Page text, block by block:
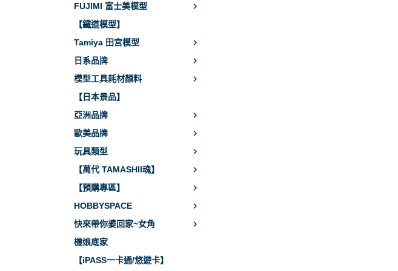
FUJIMI 富士美模型
【鐵道模型】
Tamiya 田宮模型
日系品牌
模型工具耗材顏料
【日本景品】
亞洲品牌
歐美品牌
玩具類型
【萬代 TAMASHII魂】
【預購專區】
HOBBYSPACE
快來帶你婆回家~女角
機娘底家
【iPASS一卡通/悠遊卡】